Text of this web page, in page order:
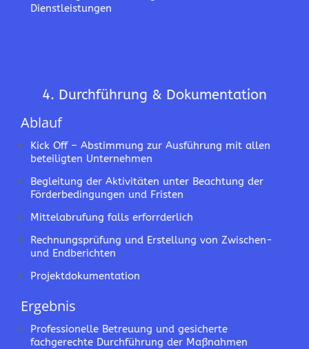
Dienstleistungen
4. Durchführung & Dokumentation
Ablauf
Kick Off – Abstimmung zur Ausführung mit allen
beteiligten Unternehmen
Begleitung der Aktivitäten unter Beachtung der
Förderbedingungen und Fristen
Mittelabrufung falls erforrderlich
Rechnungsprüfung und Erstellung von Zwischen-
und Endberichten
Projektdokumentation
Ergebnis
Professionelle Betreuung und gesicherte
fachgerechte Durchführung der Maßnahmen